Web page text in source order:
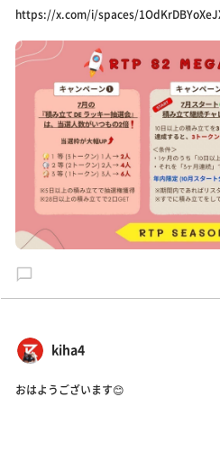
https://x.com/i/spaces/
kiha4
おはようございます😊